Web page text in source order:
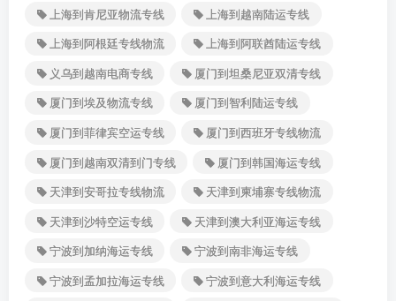
上海到肯尼亚物流专线
上海到越南陆运专线
上海到阿根廷专线物流
上海到阿联酋陆运专线
义乌到越南电商专线
厦门到坦桑尼亚双清专线
厦门到埃及物流专线
厦门到智利陆运专线
厦门到菲律宾空运专线
厦门到西班牙专线物流
厦门到越南双清到门专线
厦门到韩国海运专线
天津到安哥拉专线物流
天津到柬埔寨专线物流
天津到沙特空运专线
天津到澳大利亚海运专线
宁波到加纳海运专线
宁波到南非海运专线
宁波到孟加拉海运专线
宁波到意大利海运专线